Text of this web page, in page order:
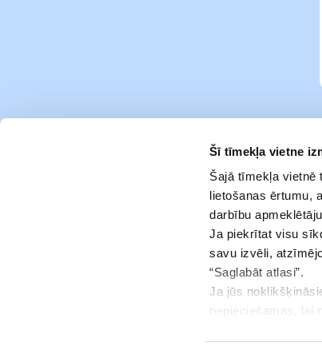
Šī tīmekļa vietne
Šajā tīmekļa vietnē
lietošanas ērtumu,
darbību
Ja piekrītat visu
savu izvēli,
“Saglabāt atlasi”.
Ja jūs
nepieciešamas, lai